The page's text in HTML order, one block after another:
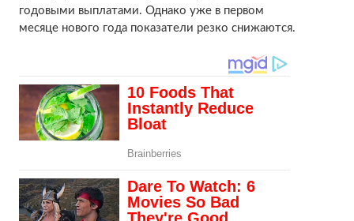
годовыми выплатами. Однако уже в первом
месяце нового года показатели резко снижаются.